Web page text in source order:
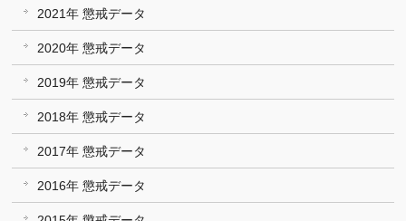
2021年 懲戒データ
2020年 懲戒データ
2019年 懲戒データ
2018年 懲戒データ
2017年 懲戒データ
2016年 懲戒データ